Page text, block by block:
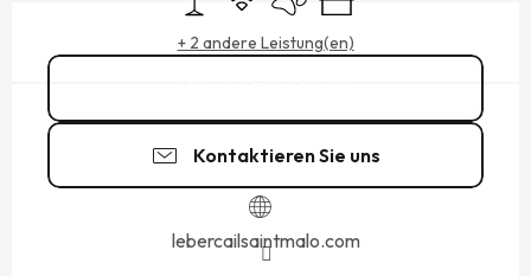
+ 2 andere Leistung(en)
Kontaktieren Sie uns
lebercailsaintmalo.com